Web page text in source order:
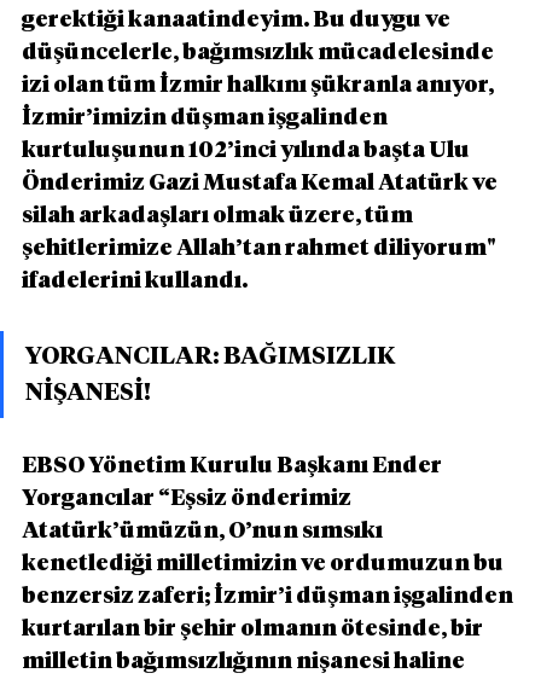
gerektiği kanaatindeyim. Bu duygu ve
düşüncelerle, bağımsızlık mücadelesinde
izi olan tüm İzmir halkını şükranla anıyor,
İzmir’imizin düşman işgalinden
kurtuluşunun 102’inci yılında başta Ulu
Önderimiz Gazi Mustafa Kemal Atatürk ve
silah arkadaşları olmak üzere, tüm
şehitlerimize Allah’tan rahmet diliyorum"
ifadelerini kullandı.
YORGANCILAR: BAĞIMSIZLIK
NİŞANESİ!
EBSO Yönetim Kurulu Başkanı Ender
Yorgancılar “Eşsiz önderimiz
Atatürk’ümüzün, O’nun sımsıkı
kenetlediği milletimizin ve ordumuzun bu
benzersiz zaferi; İzmir’i düşman işgalinden
kurtarılan bir şehir olmanın ötesinde, bir
milletin bağımsızlığının nişanesi haline